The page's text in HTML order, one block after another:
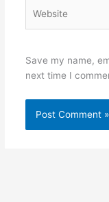
Save my name,
next time I